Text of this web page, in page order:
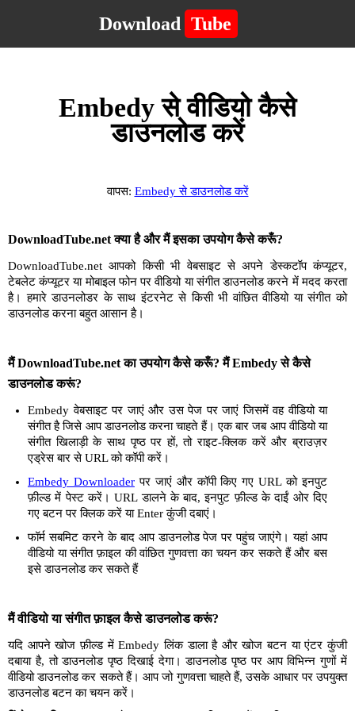
Download Tube
Embedy से वीडियो कैसे
डाउनलोड करें
वापस: Embedy से डाउनलोड करें
DownloadTube.net क्या है और मैं इसका उपयोग कैसे करूँ?
DownloadTube.net आपको किसी भी वेबसाइट से अपने डेस्कटॉप कंप्यूटर,
टेबलेट कंप्यूटर या मोबाइल फोन पर वीडियो या संगीत डाउनलोड करने में मदद करता
है। हमारे डाउनलोडर के साथ इंटरनेट से किसी भी वांछित वीडियो या संगीत को
डाउनलोड करना बहुत आसान है।
मैं DownloadTube.net का उपयोग कैसे करूँ? मैं Embedy से कैसे
डाउनलोड करूं?
Embedy वेबसाइट पर जाएं और उस पेज पर जाएं जिसमें वह वीडियो या
संगीत है जिसे आप डाउनलोड करना चाहते हैं। एक बार जब आप वीडियो या
संगीत खिलाड़ी के साथ पृष्ठ पर हों, तो राइट-क्लिक करें और ब्राउज़र
एड्रेस बार से URL को कॉपी करें।
Embedy Downloaderपर जाएं और कॉपी किए गए URL को इनपुट
फ़ील्ड में पेस्ट करें। URL डालने के बाद, इनपुट फ़ील्ड के दाईं ओर दिए
गए बटन पर क्लिक करें या Enter कुंजी दबाएं।
फॉर्म सबमिट करने के बाद आप डाउनलोड पेज पर पहुंच जाएंगे। यहां आप
वीडियो या संगीत फ़ाइल की वांछित गुणवत्ता का चयन कर सकते हैं और बस
इसे डाउनलोड कर सकते हैं
मैं वीडियो या संगीत फ़ाइल कैसे डाउनलोड करूं?
यदि आपने खोज फ़ील्ड में Embedy लिंक डाला है और खोज बटन या एंटर कुंजी
दबाया है, तो डाउनलोड पृष्ठ दिखाई देगा। डाउनलोड पृष्ठ पर आप विभिन्न गुणों में
वीडियो डाउनलोड कर सकते हैं। आप जो गुणवत्ता चाहते हैं, उसके आधार पर उपयुक्त
डाउनलोड बटन का चयन करें।